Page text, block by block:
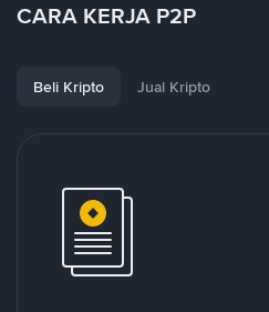
CARA KERJA P2P
Beli Kripto Jual Kripto